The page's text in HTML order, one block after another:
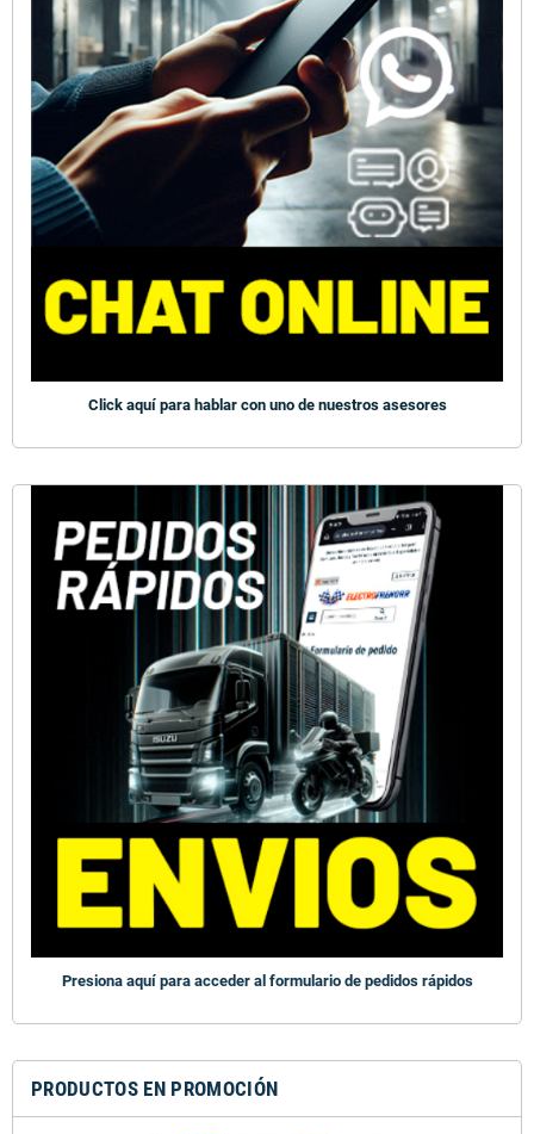
Click aquí para hablar con uno de nuestros asesores
Presiona aquí para acceder al formulario de pedidos rápidos
PRODUCTOS EN PROMOCIÓN